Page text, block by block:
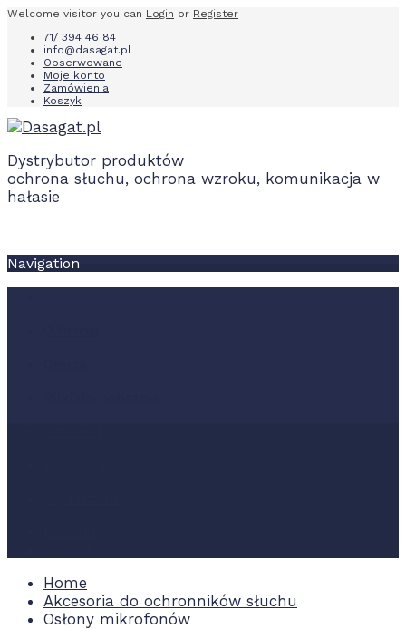
Welcome visitor you can Login or Register
71/ 394 46 84
info@dasagat.pl
Obserwowane
Moje konto
Zamówienia
Koszyk
Dystrybutor produktów
ochrona słuchu, ochrona wzroku, komunikacja w
hałasie
Navigation
Home
Akcesoria do ochronników słuchu
Osłony mikrofonów